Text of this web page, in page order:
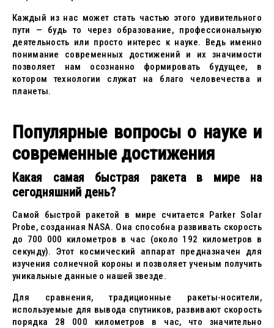
Каждый из нас может стать частью этого удивительного
пути — будь то через образование, профессиональную
деятельность или просто интерес к науке. Ведь именно
понимание современных достижений и их значимости
позволяет нам осознанно формировать будущее, в
котором технологии служат на благо человечества и
планеты.
Популярные вопросы о науке и
современные достижения
Какая самая быстрая ракета в мире на
сегодняшний день?
Самой быстрой ракетой в мире считается Parker Solar
Probe, созданная NASA. Она способна развивать скорость
до 700 000 километров в час (около 192 километров в
секунду). Этот космический аппарат предназначен для
изучения солнечной короны и позволяет ученым получить
уникальные данные о нашей звезде.
Для сравнения, традиционные ракеты-носители,
используемые для вывода спутников, развивают скорость
порядка 28 000 километров в час, что значительно